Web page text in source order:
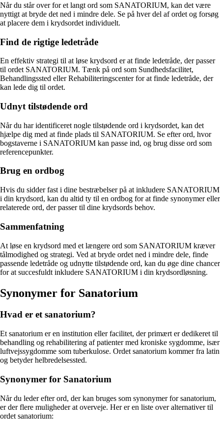
Når du står over for et langt ord som SANATORIUM, kan det være
nyttigt at bryde det ned i mindre dele. Se på hver del af ordet og forsøg
at placere dem i krydsordet individuelt.
Find de rigtige ledetråde
En effektiv strategi til at løse krydsord er at finde ledetråde, der passer
til ordet SANATORIUM. Tænk på ord som Sundhedsfacilitet,
Behandlingssted eller Rehabiliteringscenter for at finde ledetråde, der
kan lede dig til ordet.
Udnyt tilstødende ord
Når du har identificeret nogle tilstødende ord i krydsordet, kan det
hjælpe dig med at finde plads til SANATORIUM. Se efter ord, hvor
bogstaverne i SANATORIUM kan passe ind, og brug disse ord som
referencepunkter.
Brug en ordbog
Hvis du sidder fast i dine bestræbelser på at inkludere SANATORIUM
i din krydsord, kan du altid ty til en ordbog for at finde synonymer eller
relaterede ord, der passer til dine krydsords behov.
Sammenfatning
At løse en krydsord med et længere ord som SANATORIUM kræver
tålmodighed og strategi. Ved at bryde ordet ned i mindre dele, finde
passende ledetråde og udnytte tilstødende ord, kan du øge dine chancer
for at succesfuldt inkludere SANATORIUM i din krydsordløsning.
Synonymer for Sanatorium
Hvad er et sanatorium?
Et sanatorium er en institution eller facilitet, der primært er dedikeret til
behandling og rehabilitering af patienter med kroniske sygdomme, især
luftvejssygdomme som tuberkulose. Ordet sanatorium kommer fra latin
og betyder helbredelsessted.
Synonymer for Sanatorium
Når du leder efter ord, der kan bruges som synonymer for sanatorium,
er der flere muligheder at overveje. Her er en liste over alternativer til
ordet sanatorium: